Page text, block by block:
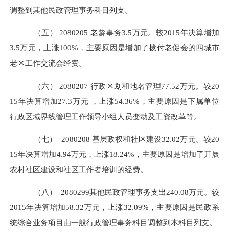
调整到其他民政管理事务科目列支。
（五） 2080205 老龄事务3.5万元。较2015年决算增加
3.5万元，上涨100%，主要原因是增加了拨付老促会的四城市
老区工作交流会经费。
（六） 2080207 行政区划和地名管理77.52万元。较20
15年决算增加27.3万元 ，上涨54.36%，主要原因是下属单位
行政区域界线管理工作领导小组人员变动及工资改革等。
（七） 2080208 基层政权和社区建设32.02万元。较20
15年决算增加4.94万元，上涨18.24%，主要原因是增加了开展
农村社区建设和社区工作者培训的经费。
（八） 2080299其他民政管理事务支出240.08万元。较
2015年决算增加58.32万元，上涨32.09%，主要原因是民政系
统综合业务项目由一般行政管理事务科目调整到本科目列支。